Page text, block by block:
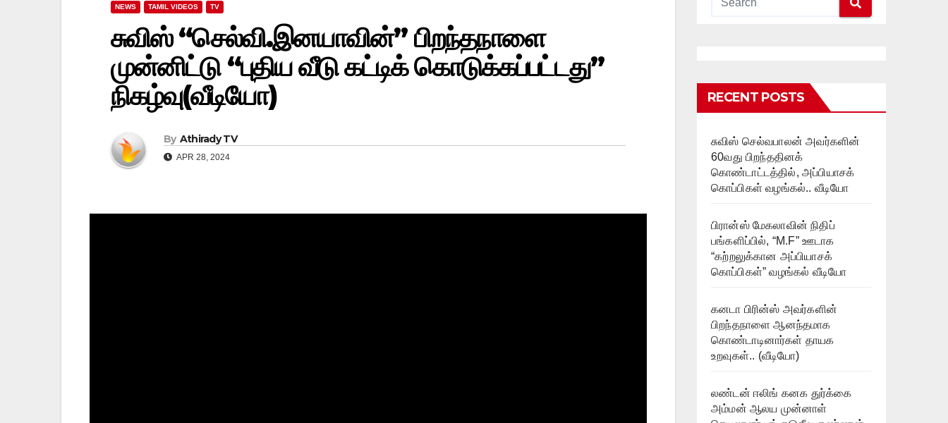
NEWS TAMIL VIDEOS TV
சுவிஸ் “செல்வி.இனயாவின்” பிறந்தநாளை
முன்னிட்டு “புதிய வீடு கட்டிக் கொடுக்கப்பட்டது”
நிகழ்வு(வீடியோ)
By Athirady TV
APR 28, 2024
RECENT POSTS
சுவிஸ் செல்வபாலன் அவர்களின்
60வது பிறந்ததினக்
கொண்டாட்டத்தில், அப்பியாசக்
கொப்பிகள் வழங்கல்.. வீடியோ
பிரான்ஸ் மேகலாவின் நிதிப்
பங்களிப்பில், “M.F” ஊடாக
“கற்றலுக்கான அப்பியாசக்
கொப்பிகள்” வழங்கல் வீடியோ
கனடா பிரின்ஸ் அவர்களின்
பிறந்தநாளை ஆனந்தமாக
கொண்டாடினார்கள் தாயக
உறவுகள்.. (வீடியோ)
லண்டன் ஈலிங் கனக துர்க்கை
அம்மன் ஆலய முன்னாள்